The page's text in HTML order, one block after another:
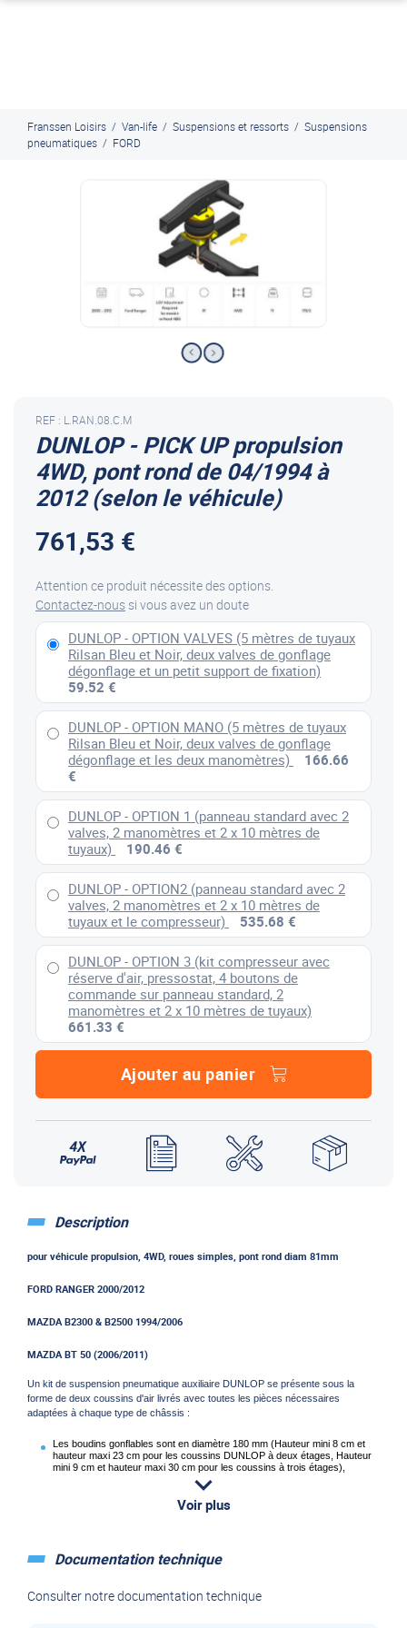
Franssen Loisirs / Van-life / Suspensions et ressorts / Suspensions
pneumatiques / FORD
DUNLOP - PICK UP propulsion
4WD, pont rond de 04/1994 à
2012 (selon le véhicule)
REF : L.RAN.08.C.M
761,53 €
Attention ce produit nécessite des options.
Contactez-noussi vous avez un doute
DUNLOP - OPTION VALVES (5 mètres de tuyaux
Rilsan Bleu et Noir, deux valves de gonflage
dégonflage et un petit support de fixation)
59.52 €
DUNLOP - OPTION MANO (5 mètres de tuyaux
Rilsan Bleu et Noir, deux valves de gonflage
dégonflage et les deux manomètres)
166.66
€
DUNLOP - OPTION 1 (panneau standard avec 2
valves, 2 manomètres et 2 x 10 mètres de
tuyaux)
190.46 €
DUNLOP - OPTION2 (panneau standard avec 2
valves, 2 manomètres et 2 x 10 mètres de
tuyaux et le compresseur)
535.68 €
DUNLOP - OPTION 3 (kit compresseur avec
réserve d'air, pressostat, 4 boutons de
commande sur panneau standard, 2
manomètres et 2 x 10 mètres de tuyaux)
661.33 €
Ajouter au panier
Description
pour véhicule propulsion, 4WD, roues simples, pont rond diam 81mm
FORD RANGER 2000/2012
MAZDA B2300 & B2500 1994/2006
MAZDA BT 50 (2006/2011)
Un kit de suspension pneumatique auxiliaire DUNLOP se présente sous la
forme de deux coussins d'air livrés avec toutes les pièces nécessaires
adaptées à chaque type de châssis :
Les boudins gonflables sont en diamètre 180 mm (Hauteur mini 8 cm et
hauteur maxi 23 cm pour les coussins DUNLOP à deux étages, Hauteur
mini 9 cm et hauteur maxi 30 cm pour les coussins à trois étages),
Les supports de fixation supérieurs pour fixer le coussin au longeron du
Les vis, écrous, boulons, rondelles nécessaires,
chaque couleur, soit deux fois 10 mètres de chaque couleur selon l'option
Voir plus
Documentation technique
Consulter notre documentation technique